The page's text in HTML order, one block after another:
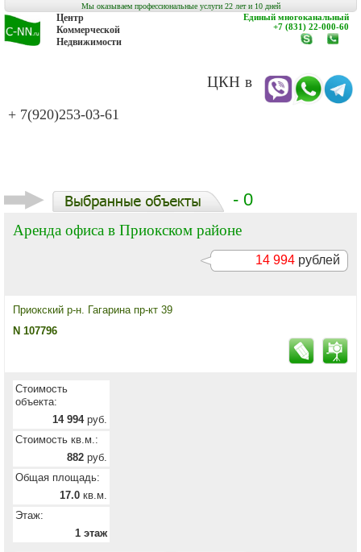
Мы оказываем профессиональные услуги 22 лет и 10 дней
Центр
Коммерческой
Недвижимости
ЦКН в
+ 7(920)253-03-61
Единый многоканальный
+7 (831) 22-000-60
www.c-
- 0
Аренда офиса в Приокском районе
14 994 рублей
Приокский р-н. Гагарина пр-кт 39
N 107796
Стоимость
объекта:
14 994руб.
Стоимость кв.м.:
882 руб.
Общая площадь:
17.0 кв.м.
Этаж:
1 этаж